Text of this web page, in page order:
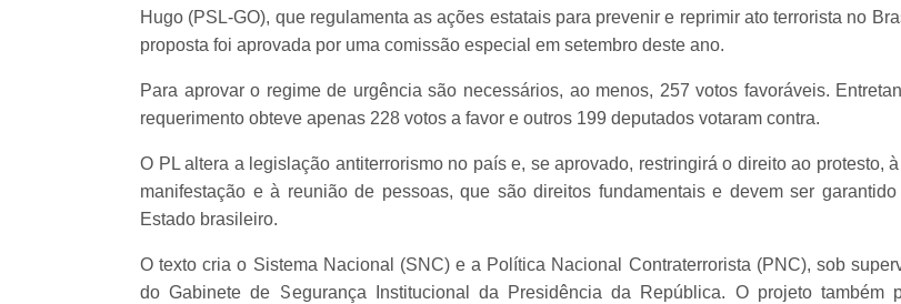
Hugo (PSL-GO), que regulamenta as ações estatais para prevenir e reprimir ato terrorista no
proposta foi aprovada por uma comissão especial em setembro deste ano.
Para aprovar o regime de urgência são necessários, ao menos, 257 votos favoráveis.
requerimento obteve apenas 228 votos a favor e outros 199 deputados votaram contra.
O PL altera a legislação antiterrorismo no país e, se aprovado, restringirá o direito ao protesto,
manifestação e à reunião de pessoas, que são direitos fundamentais e devem ser
Estado brasileiro.
O texto cria o Sistema Nacional (SNC) e a Política Nacional Contraterrorista (PNC), sob
do Gabinete de Segurança Institucional da Presidência da República. O projeto também